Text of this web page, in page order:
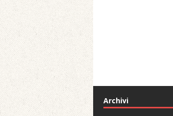
Archivi